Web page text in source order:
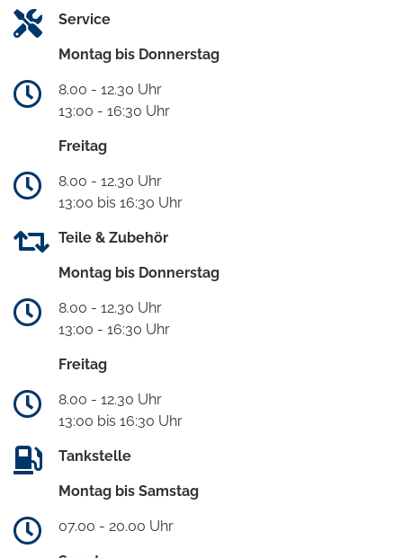
Service
Montag bis Donnerstag
8.00 - 12.30 Uhr
13:00 - 16:30 Uhr
Freitag
8.00 - 12.30 Uhr
13:00 bis 16:30 Uhr
Teile & Zubehör
Montag bis Donnerstag
8.00 - 12.30 Uhr
13:00 - 16:30 Uhr
Freitag
8.00 - 12.30 Uhr
13:00 bis 16:30 Uhr
Tankstelle
Montag bis Samstag
07.00 - 20.00 Uhr